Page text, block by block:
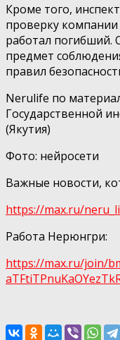
Кроме того,
проверку
работал погибший.
предмет
правил
Nerulife по
Государственной
(Якутия)
Фото: нейросети
Важные новости,
https://max.ru/
Работа Нерюнгри:
https://max.ru/join/